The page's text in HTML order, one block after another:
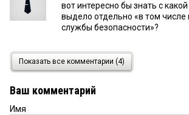
вот интересно бы знать с
выдело отдельно «в том числе
службы безопасности»?
Россиянин 31 декабря 2014 в 09:51:
Срочно возвращать смертную
Показать все комментарии (4)
Ваш комментарий
Имя